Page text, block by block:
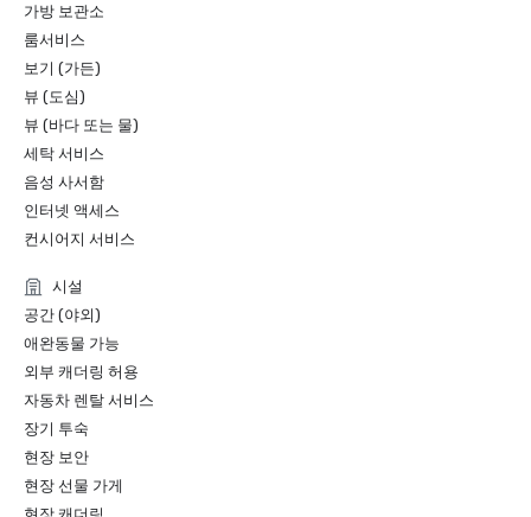
2022 THE MANUAL: Best Luxury
2022 Forbes: Best Hotel
2022 Local Getaways: Best Luxury Hotels in San
Francisco
2022 Historic Hotels of America Best Historic Hotel (over
400 Guestrooms) Nominee Finalist
2022 Historic Hotels of America Best City Center Historic
Hotel Nominee Finalist
2021 SF Weekly Reader Poll Winner Best Hotel
가방 보관소
룸서비스
보기 (가든)
뷰 (도심)
뷰 (바다 또는 물)
세탁 서비스
음성 사서함
인터넷 액세스
컨시어지 서비스
시설
공간 (야외)
애완동물 가능
외부 캐더링 허용
자동차 렌탈 서비스
장기 투숙
현장 보안
현장 선물 가게